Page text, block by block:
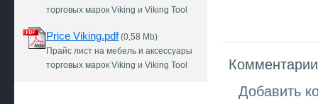
торговых марок Viking и Viking Tool
Price Viking.pdf(0,58 Mb)
Прайс лист на мебель и аксессуары
торговых марок Viking и Viking Tool
Добавить